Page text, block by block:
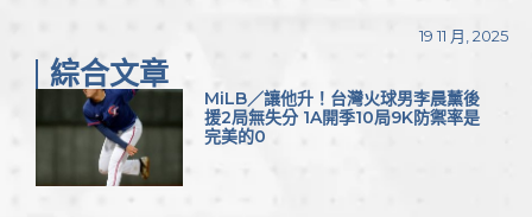
19 11 月, 2025
綜合文章
MiLB／讓他升！台灣火球男李晨薰後
援2局無失分 1A開季10局9K防禦率是
完美的0